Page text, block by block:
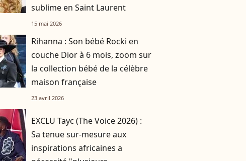
sublime en Saint Laurent
15 mai 2026
Rihanna : Son bébé Rocki en
couche Dior à 6 mois, zoom sur
la collection bébé de la célèbre
maison française
23 avril 2026
EXCLU Tayc (The Voice 2026) :
Sa tenue sur-mesure aux
inspirations africaines a